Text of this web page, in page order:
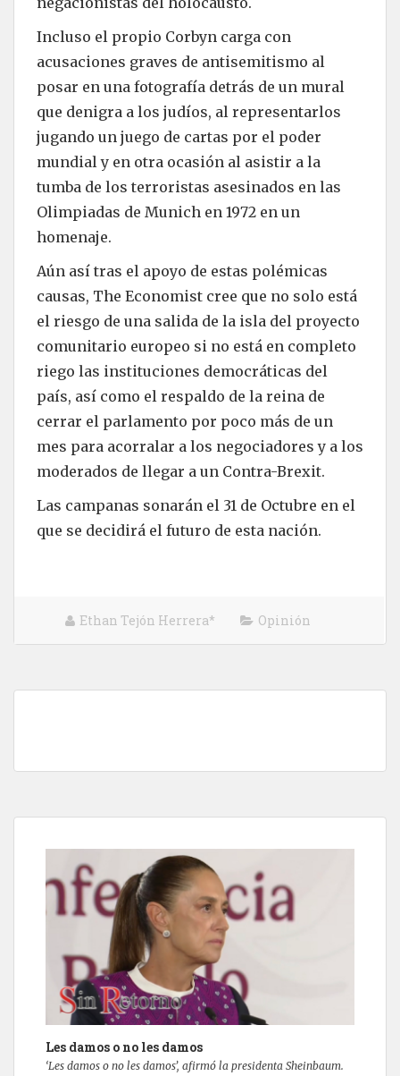
Incluso el propio Corbyn carga con
acusaciones graves de antisemitismo al
posar en una fotografía detrás de un mural
que denigra a los judíos, al representarlos
jugando un juego de cartas por el poder
mundial y en otra ocasión al asistir a la
tumba de los terroristas asesinados en las
Olimpiadas de Munich en 1972 en un
homenaje.
Aún así tras el apoyo de estas polémicas
causas, The Economist cree que no solo está
el riesgo de una salida de la isla del proyecto
comunitario europeo si no está en completo
riego las instituciones democráticas del
país, así como el respaldo de la reina de
cerrar el parlamento por poco más de un
mes para acorralar a los negociadores y a los
moderados de llegar a un Contra-Brexit.
Las campanas sonarán el 31 de Octubre en el
que se decidirá el futuro de esta nación.
Ethan Tejón Herrera* Opinión
Les damos o no les damos
‘Les damos o no les damos’, afirmó la presidenta Sheinbaum.